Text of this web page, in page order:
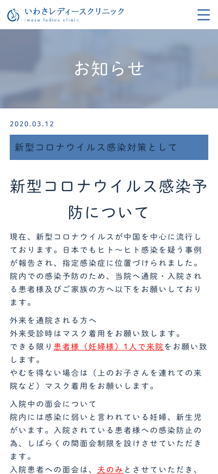
お知らせ
2020.03.12
新型コロナウイルス感染対策として
新型コロナウイルス感染予
防について
現在、新型コロナウイルスが中国を中心に流行し
ております。日本でもヒト～ヒト感染を疑う事例
が報告され、指定感染症に位置づけられました。
院内での感染予防のため、当院へ通院・入院され
る患者様及びご家族の方へ以下をお願いしており
ます。
外来を通院される方へ
外来受診時はマスク着用をお願い致します。
できる限り 患者様（妊婦様）1人で来院 をお願い致
します。
やむを得ない場合は（上のお子さんを連れての来
院など）マスク着用をお願いします。
入院中の面会について
院内には感染に弱いと言われている妊婦、新生児
がいます。入院されている患者様への感染防止の
為、しばらくの間面会制限を設けさせていただき
ます。
入院患者への面会は、 夫のみ とさせていただき、